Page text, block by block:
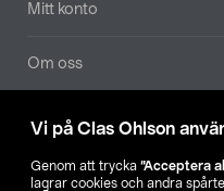
Vi på Clas Ohlson
Genom att trycka ”Acceptera
lagrar cookies och andra
Mitt konto
Om oss
Aktuellt
Våra bolag